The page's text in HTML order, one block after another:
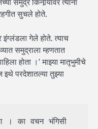
समुद्र किनार्‍यावर त्यांना
सुचले होते.
गेले होते. त्याच
समुद्राला म्हणतात
होता ।’ माझ्या मातृभुमीचे
इथे परदेशातल्या तुझ्या
। का वचन भंगिसी